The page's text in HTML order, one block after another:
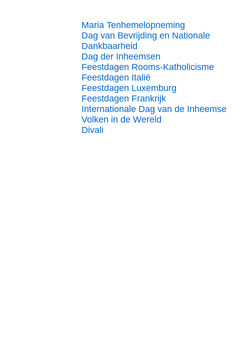
Maria Tenhemelopneming
Dag van Bevrijding en Nationale
Dankbaarheid
Dag der Inheemsen
Feestdagen Rooms-Katholicisme
Feestdagen Italië
Feestdagen Luxemburg
Feestdagen Frankrijk
Internationale Dag van de Inheemse
Volken in de Wereld
Divali